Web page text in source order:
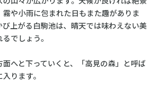
や小雨に包まれた日もまた趣がありま
上がる白駒池は、晴天では味わえない美
でしょう。
へと下っていくと、「高見の森」と呼ば
ります。